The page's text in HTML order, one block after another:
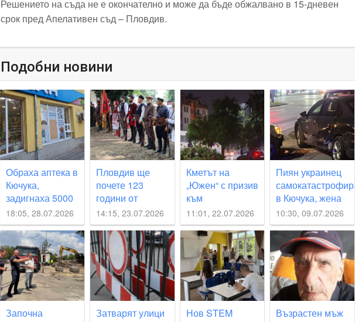
Решението на съда не е окончателно и може да бъде обжалвано в 15-дневен
срок пред Апелативен съд – Пловдив.
Подобни новини
Обраха аптека в
Кючука,
задигнаха 5000
евро
18:05, 28.07.2026
Пловдив ще
почете 123
години от
Илинденско-
Преображенското
въстание
14:15, 23.07.2026
Кметът на
„Южен“ с призив
към
пловдивчани
заради
очакваната
нова буря над
Пловдив
11:01, 22.07.2026
Пиян украинец
самокатастрофира
в Кючука, жена
се размина на
косъм
10:30, 09.07.2026
Започна
Затварят улици
Нов STEM
Възрастен мъж